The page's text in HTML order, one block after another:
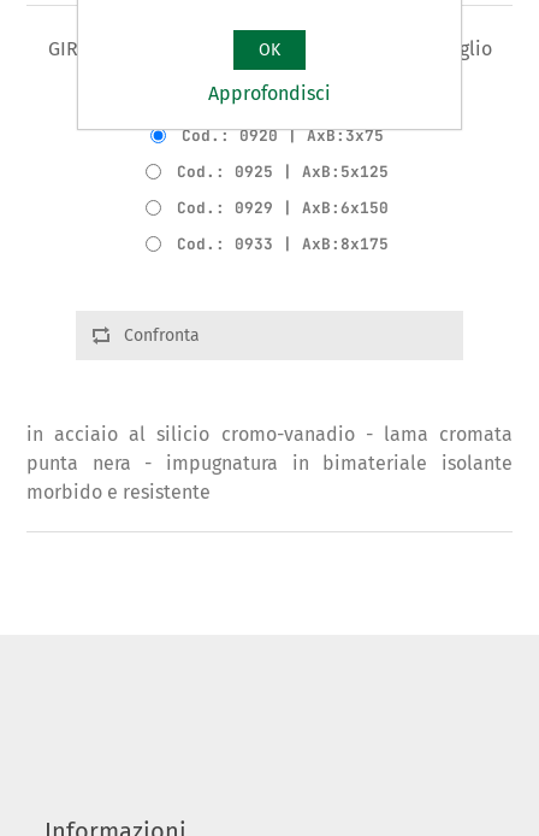
GIRAVITE Tipo DA MECCANICO - per viti con intaglio
Varianti del prodotto
Cod.: 0920 | AxB:3x75
Cod.: 0925 | AxB:5x125
Cod.: 0929 | AxB:6x150
Cod.: 0933 | AxB:8x175
Confronta
in acciaio al silicio cromo-vanadio - lama cromata
punta nera - impugnatura in bimateriale isolante
morbido e resistente
OK
Approfondisci